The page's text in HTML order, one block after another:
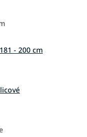
181 - 200 cm